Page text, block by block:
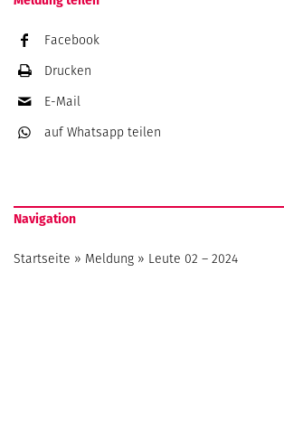
Facebook
Drucken
E-Mail
auf Whatsapp teilen
Navigation
Startseite » Meldung » Leute 02 – 2024